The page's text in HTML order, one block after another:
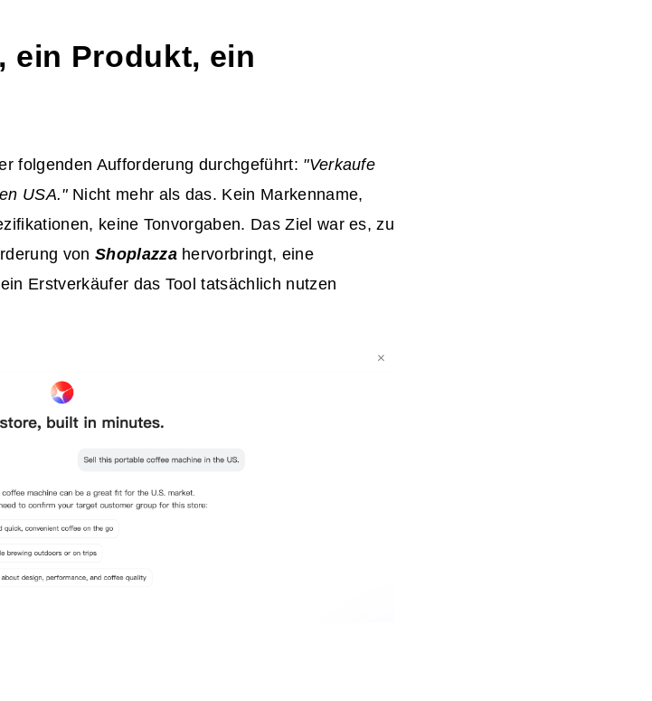
ein Produkt, ein
folgenden Aufforderung durchgeführt: "Verkaufe
USA."Nicht mehr als das. Kein Markenname,
keine Tonvorgaben. Das Ziel war es, zu
von Shoplazzahervorbringt, eine
Erstverkäufer das Tool tatsächlich nutzen